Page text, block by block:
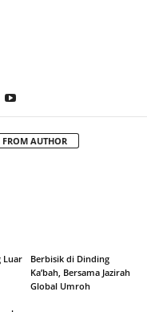
FROM AUTHOR
Luar
Berbisik di Dinding
Ka’bah, Bersama Jazirah
Global Umroh